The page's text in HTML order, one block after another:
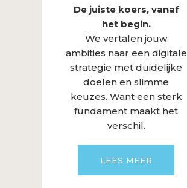
De juiste koers, vanaf
het begin.
We vertalen jouw
ambities naar een digitale
strategie met duidelijke
doelen en slimme
keuzes. Want een sterk
fundament maakt het
verschil.
LEES MEER